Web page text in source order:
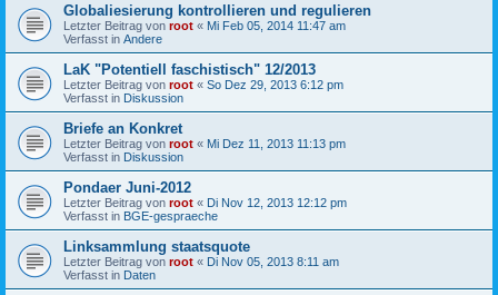
Globaliesierung kontrollieren und regulieren
Letzter Beitrag von root « Mi Feb 05, 2014 11:47 am
Verfasst in Andere
LaK "Potentiell faschistisch" 12/2013
Letzter Beitrag von root « So Dez 29, 2013 6:12 pm
Verfasst in Diskussion
Briefe an Konkret
Letzter Beitrag von root « Mi Dez 11, 2013 11:13 pm
Verfasst in Diskussion
Pondaer Juni-2012
Letzter Beitrag von root « Di Nov 12, 2013 12:12 pm
Verfasst in BGE-gespraeche
Linksammlung staatsquote
Letzter Beitrag von root « Di Nov 05, 2013 8:11 am
Verfasst in Daten